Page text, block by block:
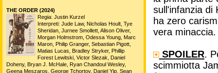
sull'infanzia di
ha zero
vera minaccia.
SPOILER.
scimmiotta
THE ORDER (2024)
Regia: Justin Kurzel
Interpreti: Jude Law, Nicholas Hoult, Tye
Sheridan, Jurnee Smollett, Alison Oliver,
Morgan Holmstrom, Odessa Young, Marc
Maron, Philip Granger, Sebastian Pigott,
Matias Lucas, Bradley Stryker, Phillip
Forest Lewitski, Victor Slezak, Daniel
Doheny, Bryan J. McHale, Ryan Chandoul Wesley,
Geena Meszaros, George Tchortov, Daniel Yip, Sean